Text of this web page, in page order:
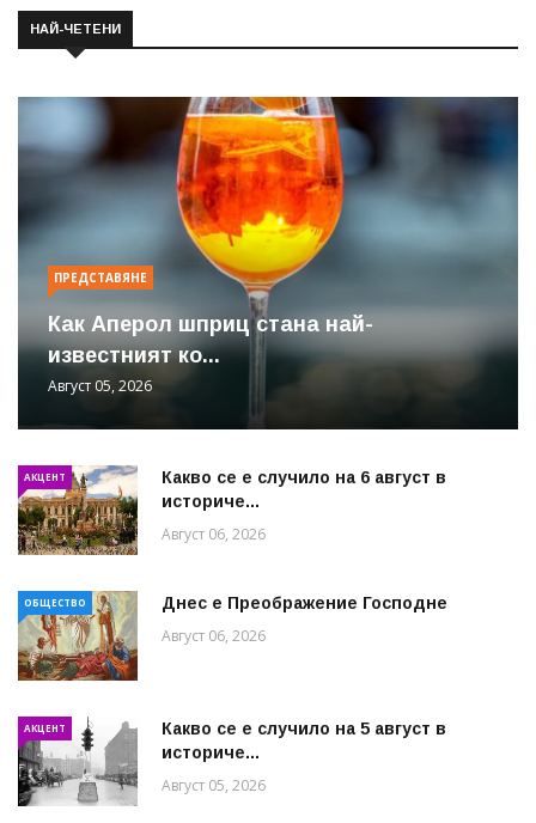
НАЙ-ЧЕТЕНИ
ПРЕДСТАВЯНЕ
Как Аперол шприц стана най-
известният ко...
Август 05, 2026
АКЦЕНТ
Какво се е случило на 6 август в
историче...
Август 06, 2026
ОБЩЕСТВО Днес е Преображение Господне
Август 06, 2026
АКЦЕНТ
Какво се е случило на 5 август в
историче...
Август 05, 2026